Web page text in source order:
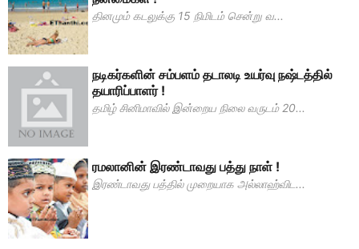
தினமும் கடலுக்கு 15 நிமிடம் சென்று வ...
நடிகர்களின் சம்பளம் தடாலடி உயர்வு நஷ்டத்தில்
தயாரிப்பாளர் !
தமிழ் சினிமாவில் இன்றைய நிலை வருடம் 20...
ரமலானின் இரண்டாவது பத்து நாள் !
இரண்டாவது பத்தில் முறையாக அல்லாஹ்விட...